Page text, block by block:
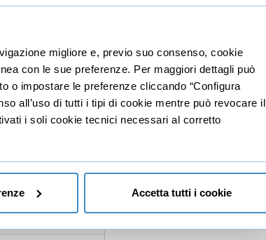
migliore e, previo suo consenso, cookie
con le sue preferenze. Per maggiori dettagli può
o impostare le preferenze cliccando “Configura
all’uso di tutti i tipi di cookie mentre può revocare il
i soli cookie tecnici necessari al corretto
Accetta tutti i cookie
senza
costi nascosti e